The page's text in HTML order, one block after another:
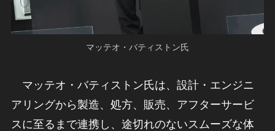
マッテオ・バティストン氏
マッテオ・バティストン氏は、設計・エンジニ
アリングから製造、処方、販売、アフターサービ
スに至るまで連携し、途切れのないスムーズな体